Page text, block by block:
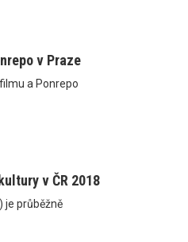
v Praze
a Ponrepo
v ČR 2018
je průběžně